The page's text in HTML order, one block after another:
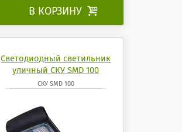
В КОРЗИНУ 
Светодиодный светильник
уличный СКУ SMD 100
СКУ SMD 100